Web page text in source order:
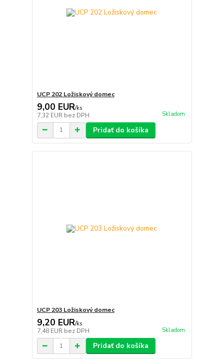
UCP 202 Ložiskový domec
9,00 EUR/ks
7,32 EUR bez DPH Skladom
Pridať do košíka
UCP 203 Ložiskový domec
9,20 EUR/ks
7,48 EUR bez DPH Skladom
Pridať do košíka